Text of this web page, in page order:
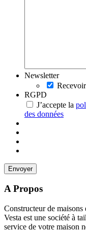
Newsletter
RGPD
J’accepte la
des données
A Propos
Constructeur de
Vesta est une société à
service de votre maison